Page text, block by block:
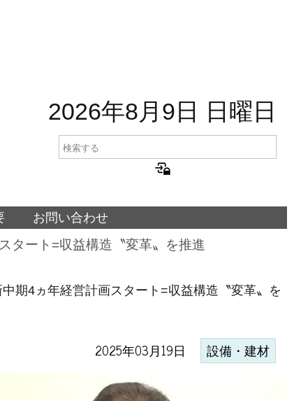
2026年8月9日 日曜日
お問い合わせ
タート=収益構造〝変革〟を推進
期4ヵ年経営計画スタート=収益構造〝変革〟を
2025年03月19日 設備・建材